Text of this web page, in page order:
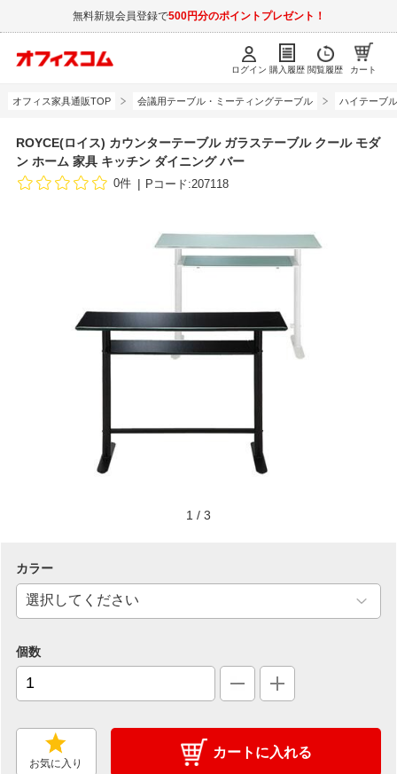
無料新規会員登録で500円分のポイントプレゼント！
ログイン 購入履歴 閲覧履歴 カート
オフィス家具通販TOP 会議用テーブル・ミーティングテーブル ハイテーブ
ROYCE(ロイス) カウンターテーブル ガラステーブル クール モダ
ン ホーム 家具 キッチン ダイニング バー
0件 Pコード:207118
1 / 3
カラー
個数
お気に入り
カートに入れる